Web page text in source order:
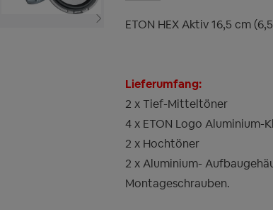
ETON HEX Aktiv 16,5 cm
Lieferumfang:
2 x Tief-Mitteltöner
4 x ETON Logo Aluminium-
2 x Hochtöner
2 x Aluminium-
Montageschrauben.